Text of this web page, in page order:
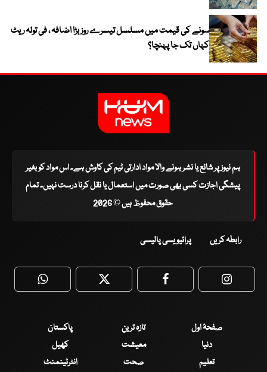
سونے کی قیمت میں مسلسل تیسرے روز بڑا اضافہ ، فی تولہ ریٹ
کہاں تک جا پہنچا؟
ہم نیوز پر شائع یا نشر ہونے والا مواد ادارتی ٹیم کی کاوش ہے۔ اس مواد کو بغیر
پیشگی اجازت کسی بھی صورت میں استعمال یا نقل کرنا درست نہیں۔ تمام
حقوق محفوظ ہیں © 2026
رابطہ کریں پرائیویسی پالیسی
WhatsApp Twitter Facebook
صفحۂ اول تازہ ترین
پاکستان
دنیا
معیشت
کھیل
تعلیم
صحت انٹرٹینمنٹ